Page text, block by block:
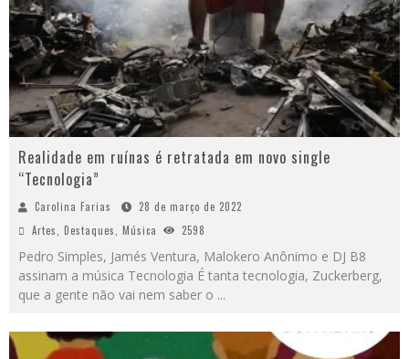
Realidade em ruínas é retratada em novo single
“Tecnologia”
Carolina Farias
28 de março de 2022
Artes, Destaques, Música 2598
Pedro Simples, Jamés Ventura, Malokero Anônimo e DJ B8
assinam a música Tecnologia É tanta tecnologia, Zuckerberg,
que a gente não vai nem saber o ...